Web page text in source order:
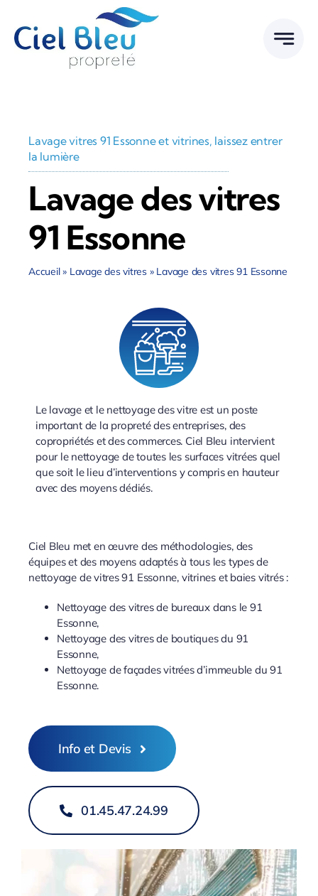
contenu
Lavage vitres 91 Essonne et vitrines, laissez entrer
la lumière
Lavage des vitres
91 Essonne
Accueil» Lavage des vitres» Lavage des vitres 91 Essonne
Le lavage et le nettoyage des vitre est un poste
important de la propreté des entreprises, des
copropriétés et des commerces. Ciel Bleu intervient
pour le nettoyage de toutes les surfaces vitrées quel
que soit le lieu d’interventions y compris en hauteur
avec des moyens dédiés.
Ciel Bleu met en œuvre des méthodologies, des
équipes et des moyens adaptés à tous les types de
nettoyage de vitres 91 Essonne, vitrines et baies vitrés :
Nettoyage des vitres de bureaux dans le 91
Essonne,
Nettoyage des vitres de boutiques du 91
Essonne,
Nettoyage de façades vitrées d’immeuble du 91
Essonne.
Info et Devis
01.45.47.24.99